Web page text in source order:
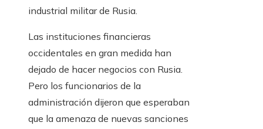
industrial militar de Rusia.
Las instituciones financieras
occidentales en gran medida han
dejado de hacer negocios con Rusia.
Pero los funcionarios de la
administración dijeron que esperaban
que la amenaza de nuevas sanciones